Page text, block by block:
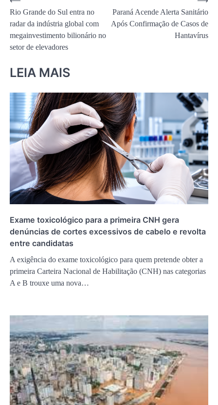
de
Post
Rio Grande do Sul entra no
radar da indústria global com
megainvestimento bilionário no
setor de elevadores
Paraná Acende Alerta Sanitário
Após Confirmação de Casos de
Hantavírus
LEIA MAIS
Exame toxicológico para a primeira CNH gera
denúncias de cortes excessivos de cabelo e revolta
entre candidatas
A exigência do exame toxicológico para quem pretende obter a
primeira Carteira Nacional de Habilitação (CNH) nas categorias
A e B trouxe uma nova…